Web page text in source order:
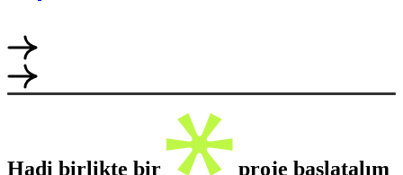
Hadi birlikte bir proje başlatalım